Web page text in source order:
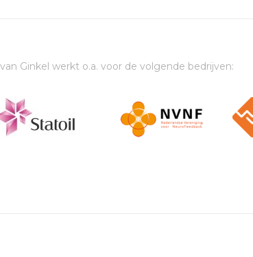
Ginkel werkt o.a. voor de volgende bedrijven: